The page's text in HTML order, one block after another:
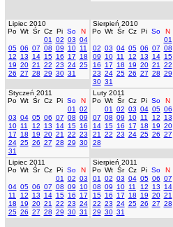
Lipiec 2010
Po Wt Śr Cz Pi So
N
01
02 03 04
05 06 07 08 09 10 11
12
13 14 15 16 17
18
19 20 21 22 23 24 25
26 27 28 29 30 31
Sierpień 2010
Po Wt Śr Cz Pi So
N
01
02 03 04 05 06 07 08
09
10 11 12 13 14 15
16
17 18 19 20 21
22
23 24 25 26 27 28 29
30 31
Styczeń 2011
Po Wt Śr Cz Pi So
N
01
02
03 04 05 06 07 08 09
10 11 12 13 14 15 16
17
18 19 20 21 22 23
24 25 26 27 28 29 30
31
Luty 2011
Po Wt Śr Cz Pi So
N
01
02 03 04 05 06
07 08 09 10 11 12
13
14 15 16 17 18 19 20
21
22 23 24 25 26 27
28
Lipiec 2011
Po Wt Śr Cz Pi So
N
01
02 03
04 05 06 07 08 09
10
11
12 13 14 15 16
17
18
19 20 21 22 23 24
25 26 27 28 29 30 31
Sierpień 2011
Po Wt Śr Cz Pi So
N
01
02 03 04 05 06 07
08 09 10 11 12 13
14
15 16 17 18 19 20 21
22 23 24 25 26 27 28
29 30 31